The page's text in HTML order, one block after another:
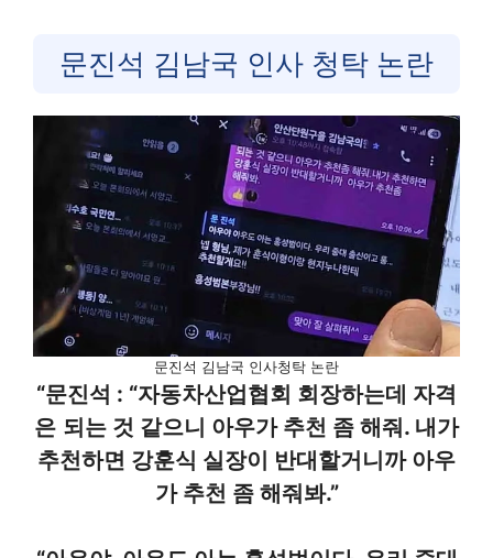
문진석 김남국 인사 청탁 논란
문진석 김남국 인사청탁 논란
“문진석 : “자동차산업협회 회장하는데 자격
은 되는 것 같으니 아우가 추천 좀 해줘. 내가
추천하면 강훈식 실장이 반대할거니까 아우
가 추천 좀 해줘봐.”